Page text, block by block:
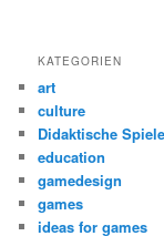
KATEGORIEN
art
culture
Didaktische Spiele
education
gamedesign
games
ideas for games